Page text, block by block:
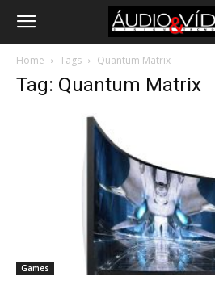
Home Tags Quantum Matrix
Tag: Quantum Matrix
Games